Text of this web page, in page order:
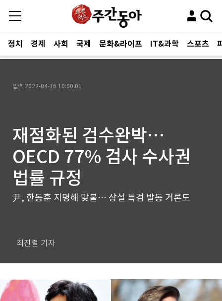
정치 경제 사회 국제 문화&라이프 IT&과학 스포츠
입력 2022-04-16 10:00:01
재점화된 검수완박…
OECD 77% 검사 수사권
법률 규정
尹, 한동훈 지명해 맞불… 상설 특검 발동 거론도
최진렬 기자